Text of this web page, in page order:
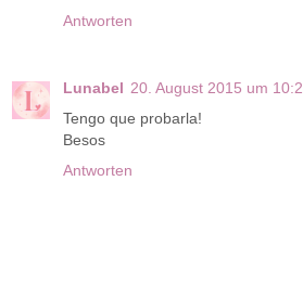
Antworten
Lunabel 20. August 2015 um
Tengo que probarla!
Besos
Antworten